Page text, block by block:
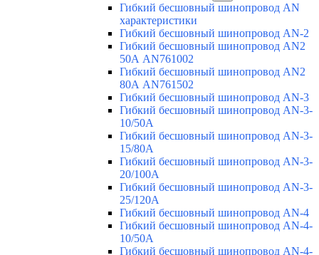
Гибкий бесшовный шинопровод AN
характеристики
Гибкий бесшовный шинопровод AN-2
Гибкий бесшовный шинопровод AN2
50А AN761002
Гибкий бесшовный шинопровод AN2
80А AN761502
Гибкий бесшовный шинопровод AN-3
Гибкий бесшовный шинопровод AN-3-
10/50A
Гибкий бесшовный шинопровод AN-3-
15/80A
Гибкий бесшовный шинопровод AN-3-
20/100A
Гибкий бесшовный шинопровод AN-3-
25/120A
Гибкий бесшовный шинопровод AN-4
Гибкий бесшовный шинопровод AN-4-
10/50A
Гибкий бесшовный шинопровод AN-4-